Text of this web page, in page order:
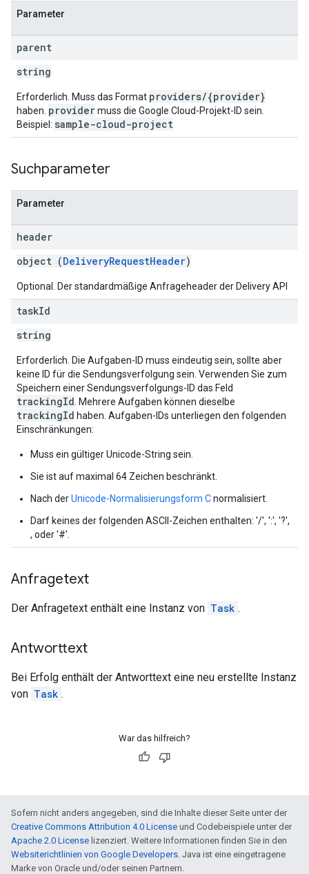
Parameter
parent
string
Erforderlich. Muss das Format providers/{provider}
haben. providermuss die Google Cloud-Projekt-ID sein.
Beispiel: sample-cloud-project
Suchparameter
Parameter
header
object (DeliveryRequestHeader)
Optional. Der standardmäßige Anfrageheader der Delivery API
taskId
string
Erforderlich. Die Aufgaben-ID muss eindeutig sein, sollte aber
keine ID für die Sendungsverfolgung sein. Verwenden Sie zum
Speichern einer Sendungsverfolgungs-ID das Feld
trackingId . Mehrere Aufgaben können dieselbe
trackingId haben. Aufgaben-IDs unterliegen den folgenden
Einschränkungen:
Muss ein gültiger Unicode-String sein.
Sie ist auf maximal 64 Zeichen beschränkt.
Nach derUnicode-Normalisierungsform Cnormalisiert.
Darf keines der folgenden ASCII-Zeichen enthalten: '/', ':', '?',
, oder '#'.
Anfragetext
Der Anfragetext enthält eine Instanz von Task .
Antworttext
Bei Erfolg enthält der Antworttext eine neu erstellte Instanz
von Task .
War das hilfreich?
Sofern nicht anders angegeben, sind die Inhalte dieser Seite unter der
Creative Commons Attribution 4.0 License und Codebeispiele unter der
Apache 2.0 License lizenziert. Weitere Informationen finden Sie in den
Websiterichtlinien von Google Developers. Java ist eine eingetragene
Marke von Oracle und/oder seinen Partnern.